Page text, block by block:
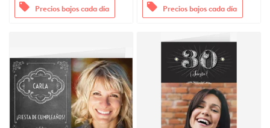
offers Precios bajos cada día offers Precios bajos cada día